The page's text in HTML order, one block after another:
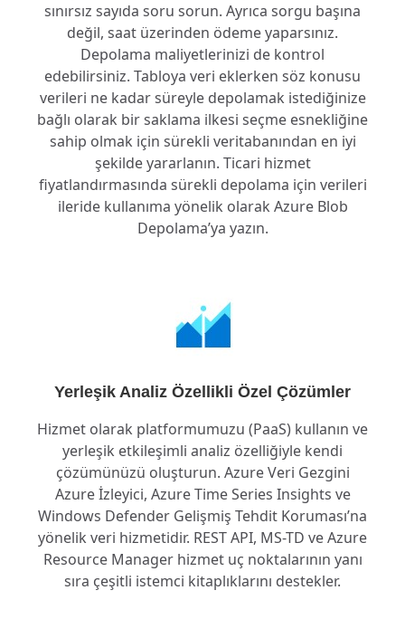
sınırsız sayıda soru sorun. Ayrıca sorgu başına
değil, saat üzerinden ödeme yaparsınız.
Depolama maliyetlerinizi de kontrol
edebilirsiniz. Tabloya veri eklerken söz konusu
verileri ne kadar süreyle depolamak istediğinize
bağlı olarak bir saklama ilkesi seçme esnekliğine
sahip olmak için sürekli veritabanından en iyi
şekilde yararlanın. Ticari hizmet
fiyatlandırmasında sürekli depolama için verileri
ileride kullanıma yönelik olarak Azure Blob
Depolama’ya yazın.
Yerleşik Analiz Özellikli Özel Çözümler
Hizmet olarak platformumuzu (PaaS) kullanın ve
yerleşik etkileşimli analiz özelliğiyle kendi
çözümünüzü oluşturun. Azure Veri Gezgini
Azure İzleyici, Azure Time Series Insights ve
Windows Defender Gelişmiş Tehdit Koruması’na
yönelik veri hizmetidir. REST API, MS-TD ve Azure
Resource Manager hizmet uç noktalarının yanı
sıra çeşitli istemci kitaplıklarını destekler.